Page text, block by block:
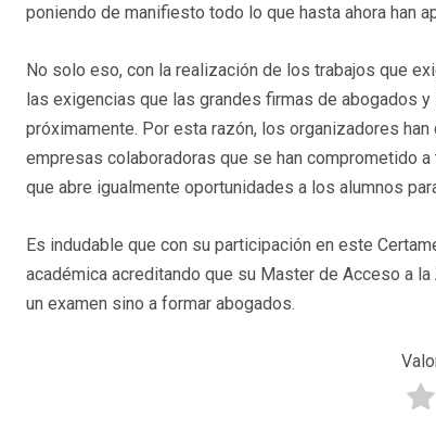
poniendo de manifiesto todo lo que hasta ahora han
No solo eso, con la realización de los trabajos que
las exigencias que las grandes firmas de abogados
próximamente. Por esta razón, los organizadores
empresas colaboradoras que se han comprometido
que abre igualmente oportunidades a los alumnos
Es indudable que con su participación en este
académica acreditando que su Master de Acceso a
un examen sino a formar abogados.